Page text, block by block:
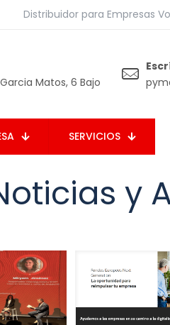
Distribuidor para Empresas
Matos, 6 Bajo
SERVICIOS
y